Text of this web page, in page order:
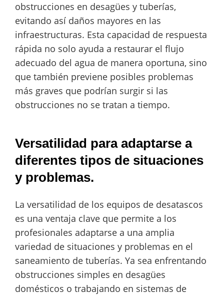
obstrucciones en desagües y tuberías,
evitando así daños mayores en las
infraestructuras. Esta capacidad de respuesta
rápida no solo ayuda a restaurar el flujo
adecuado del agua de manera oportuna, sino
que también previene posibles problemas
más graves que podrían surgir si las
obstrucciones no se tratan a tiempo.
Versatilidad para adaptarse a
diferentes tipos de situaciones
y problemas.
La versatilidad de los equipos de desatascos
es una ventaja clave que permite a los
profesionales adaptarse a una amplia
variedad de situaciones y problemas en el
saneamiento de tuberías. Ya sea enfrentando
obstrucciones simples en desagües
domésticos o trabajando en sistemas de